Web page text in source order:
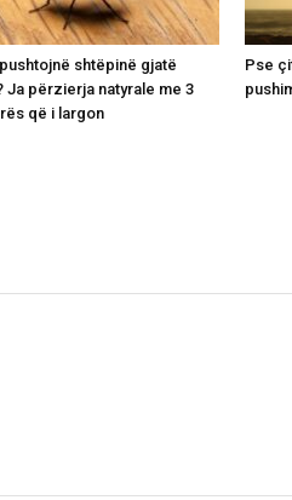
shtëpinë gjatë
Ja përzierja natyrale me 3
që i largon
Pse